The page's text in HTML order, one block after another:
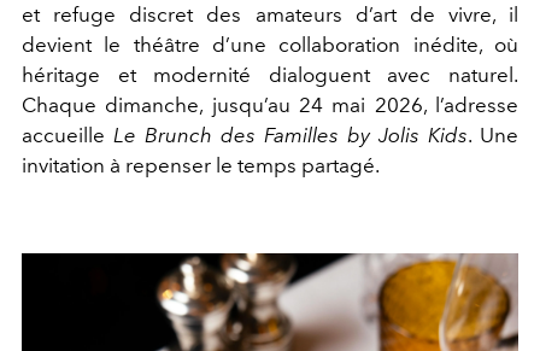
et refuge discret des amateurs d’art de vivre, il
devient le théâtre d’une collaboration inédite, où
héritage et modernité dialoguent avec naturel.
Chaque dimanche, jusqu’au 24 mai 2026, l’adresse
accueille Le Brunch des Familles by Jolis Kids. Une
invitation à repenser le temps partagé.